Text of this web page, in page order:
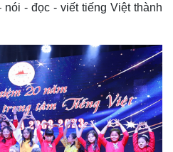
Video
Infographic
- đọc - viết tiếng Việt thành